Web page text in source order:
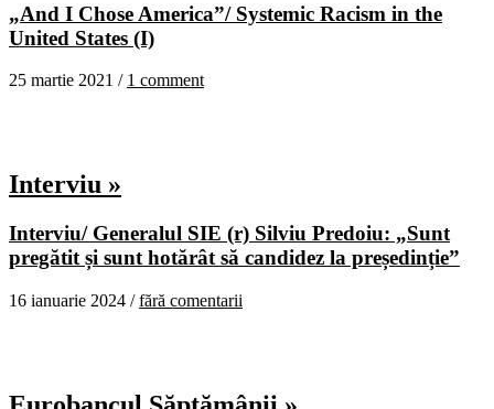
„And I Chose America”/ Systemic Racism in the
United States (I)
25 martie 2021 / 1 comment
Interviu »
Interviu/ Generalul SIE (r) Silviu Predoiu: „Sunt
pregătit și sunt hotărât să candidez la președinție”
16 ianuarie 2024 /fără comentarii